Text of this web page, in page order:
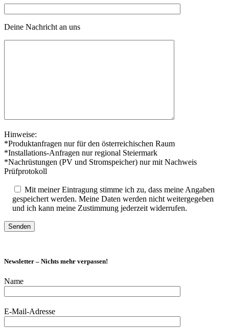
Deine Nachricht an uns
Hinweise:
*Produktanfragen nur für den österreichischen Raum
*Installations-Anfragen nur regional Steiermark
*Nachrüstungen (PV und Stromspeicher) nur mit Nachweis
Prüfprotokoll
Mit meiner Eintragung stimme ich zu, dass meine Angaben
gespeichert werden. Meine Daten werden nicht weitergegeben
und ich kann meine Zustimmung jederzeit widerrufen.
Newsletter – Nichts mehr verpassen!
Name
E-Mail-Adresse